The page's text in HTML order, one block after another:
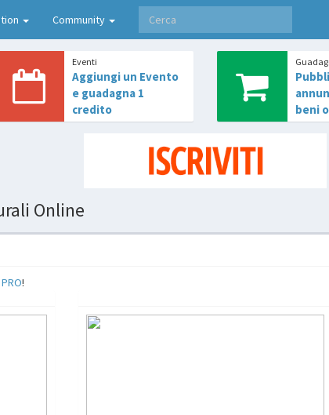
Community
Eventi
Aggiungi un Evento
e guadagna 1
credito
beni
Online
!